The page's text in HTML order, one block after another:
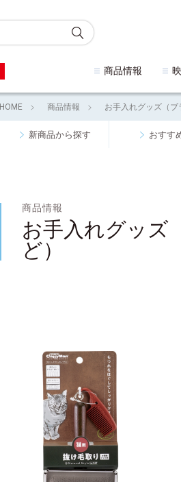
商品情報
HOME 商品情報 お手入れグッズ（
新商品から探す おすす
商品情報
お手入れグッズ
ど）